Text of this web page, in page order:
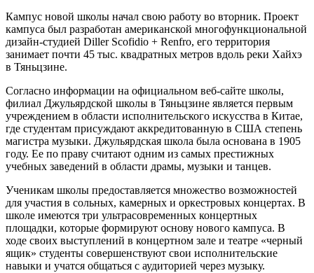
Кампус новой школы начал свою работу во вторник. Проект
кампуса был разработан американской многофункциональной
дизайн-студией Diller Scofidio + Renfro, его территория
занимает почти 45 тыс. квадратных метров вдоль реки Хайхэ
в Тяньцзине.
Согласно информации на официальном веб-сайте школы,
филиал Джульярдской школы в Тяньцзине является первым
учреждением в области исполнительского искусства в Китае,
где студентам присуждают аккредитованную в США степень
магистра музыки. Джульярдская школа была основана в 1905
году. Ее по праву считают одним из самых престижных
учебных заведений в области драмы, музыки и танцев.
Ученикам школы предоставляется множество возможностей
для участия в сольных, камерных и оркестровых концертах. В
школе имеются три ультрасовременных концертных
площадки, которые формируют основу нового кампуса. В
ходе своих выступлений в концертном зале и театре «черный
ящик» студенты совершенствуют свои исполнительские
навыки и учатся общаться с аудиторией через музыку.